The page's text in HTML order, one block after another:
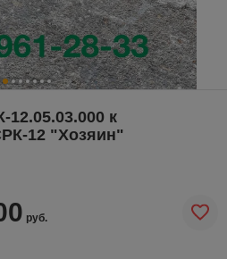
к
12 "Хозяин"
руб.